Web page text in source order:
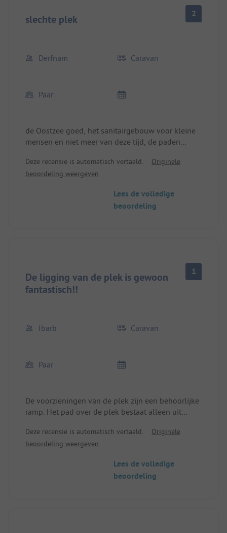
slechte plek 2
Derfnam Caravan
Paar
de Oostzee goed, het sanitairgebouw voor kleine
mensen en niet meer van deze tijd, de paden
de voortent onder water en geen plaatswachter,
DA IN DE VAKANTIE
Deze recensie is automatisch vertaald.
Originele
beoordeling weergeven
Lees de volledige
beoordeling
De ligging van de plek is gewoon
fantastisch!!
1
Ibarb Caravan
Paar
De voorzieningen van de plek zijn een behoorlijke
ramp. Het pad over de plek bestaat alleen uit
schande. Eenvoud is één ding, maar onreinheid is
vandaag de dag niet meer te accepteren.
verlichting op de plek, wat ook een schande was!!
De prijs/kwaliteitverhouding is absoluut niet
Deze recensie is automatisch vertaald.
Originele
beoordeling weergeven
Lees de volledige
beoordeling